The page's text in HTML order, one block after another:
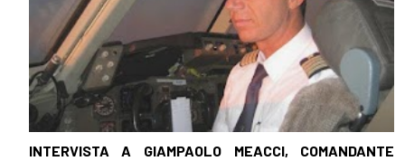
INTERVISTA A GIAMPAOLO MEACCI, COMANDANTE